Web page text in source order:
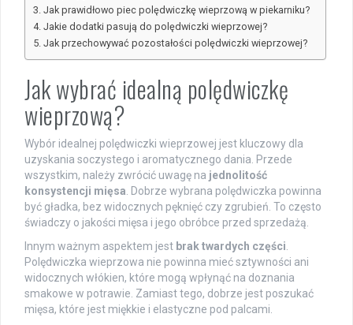
Jak prawidłowo piec polędwiczkę wieprzową w piekarniku?
Jakie dodatki pasują do polędwiczki wieprzowej?
Jak przechowywać pozostałości polędwiczki wieprzowej?
Jak wybrać idealną polędwiczkę
wieprzową?
Wybór idealnej polędwiczki wieprzowej jest kluczowy dla
uzyskania soczystego i aromatycznego dania. Przede
wszystkim, należy zwrócić uwagę na jednolitość
konsystencji mięsa . Dobrze wybrana polędwiczka powinna
być gładka, bez widocznych pęknięć czy zgrubień. To często
świadczy o jakości mięsa i jego obróbce przed sprzedażą.
Innym ważnym aspektem jest brak twardych części
Polędwiczka wieprzowa nie powinna mieć sztywności ani
widocznych włókien, które mogą wpłynąć na doznania
smakowe w potrawie. Zamiast tego, dobrze jest poszukać
mięsa, które jest miękkie i elastyczne pod palcami.